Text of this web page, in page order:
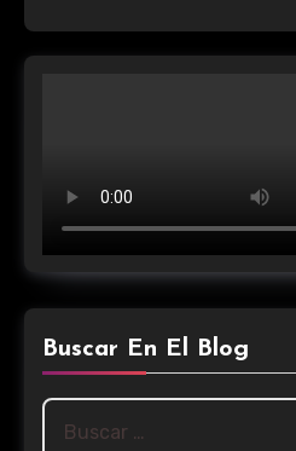
Buscar En El Blog
Buscar: